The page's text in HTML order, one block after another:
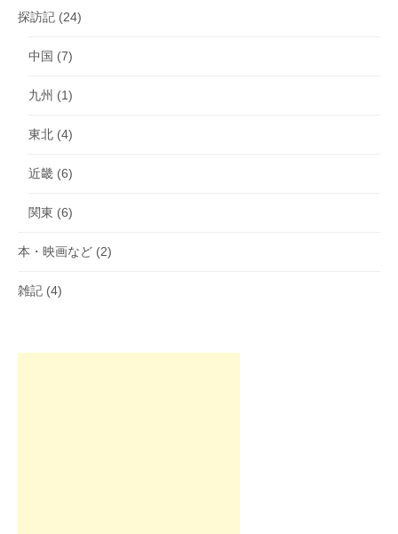
探訪記 (24)
中国 (7)
九州 (1)
東北 (4)
近畿 (6)
関東 (6)
本・映画など (2)
雑記 (4)